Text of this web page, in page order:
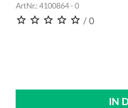
ArtNr.: 4100864 - 0
/ 0
IN